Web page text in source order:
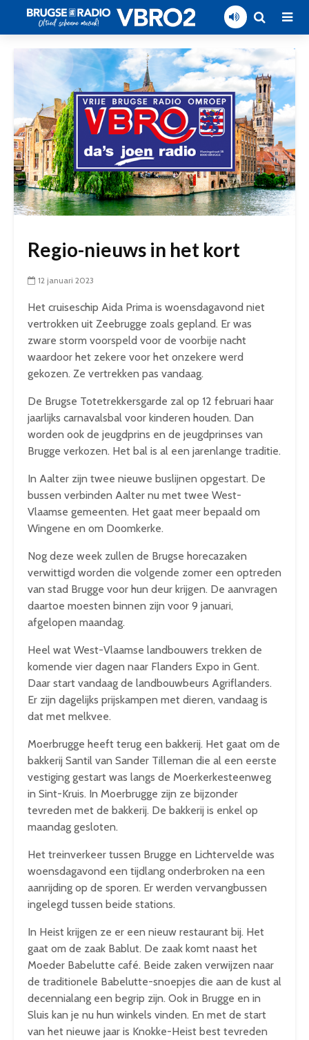
Regio-nieuws in het kort
12 januari 2023
Het cruiseschip Aida Prima is woensdagavond niet
vertrokken uit Zeebrugge zoals gepland. Er was
zware storm voorspeld voor de voorbije nacht
waardoor het zekere voor het onzekere werd
gekozen. Ze vertrekken pas vandaag.
De Brugse Totetrekkersgarde zal op 12 februari haar
jaarlijks carnavalsbal voor kinderen houden. Dan
worden ook de jeugdprins en de jeugdprinses van
Brugge verkozen. Het bal is al een jarenlange traditie.
In Aalter zijn twee nieuwe buslijnen opgestart. De
bussen verbinden Aalter nu met twee West-
Vlaamse gemeenten. Het gaat meer bepaald om
Wingene en om Doomkerke.
Nog deze week zullen de Brugse horecazaken
verwittigd worden die volgende zomer een optreden
van stad Brugge voor hun deur krijgen. De aanvragen
daartoe moesten binnen zijn voor 9 januari,
afgelopen maandag.
Heel wat West-Vlaamse landbouwers trekken de
komende vier dagen naar Flanders Expo in Gent.
Daar start vandaag de landbouwbeurs Agriflanders.
Er zijn dagelijks prijskampen met dieren, vandaag is
dat met melkvee.
Moerbrugge heeft terug een bakkerij. Het gaat om de
bakkerij Santil van Sander Tilleman die al een eerste
vestiging gestart was langs de Moerkerkesteenweg
in Sint-Kruis. In Moerbrugge zijn ze bijzonder
tevreden met de bakkerij. De bakkerij is enkel op
maandag gesloten.
Het treinverkeer tussen Brugge en Lichtervelde was
woensdagavond een tijdlang onderbroken na een
aanrijding op de sporen. Er werden vervangbussen
ingelegd tussen beide stations.
In Heist krijgen ze er een nieuw restaurant bij. Het
gaat om de zaak Bablut. De zaak komt naast het
Moeder Babelutte café. Beide zaken verwijzen naar
de traditionele Babelutte-snoepjes die aan de kust al
decennialang een begrip zijn. Ook in Brugge en in
Sluis kan je nu hun winkels vinden. En met de start
van het nieuwe jaar is Knokke-Heist best tevreden